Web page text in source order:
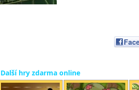
Další hry zdarma online